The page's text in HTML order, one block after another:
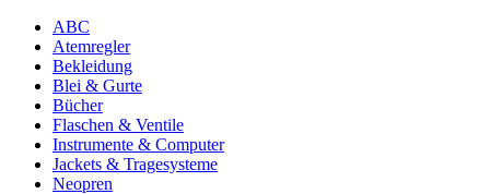
ABC
Atemregler
Bekleidung
Blei & Gurte
Bücher
Flaschen & Ventile
Instrumente & Computer
Jackets & Tragesysteme
Neopren